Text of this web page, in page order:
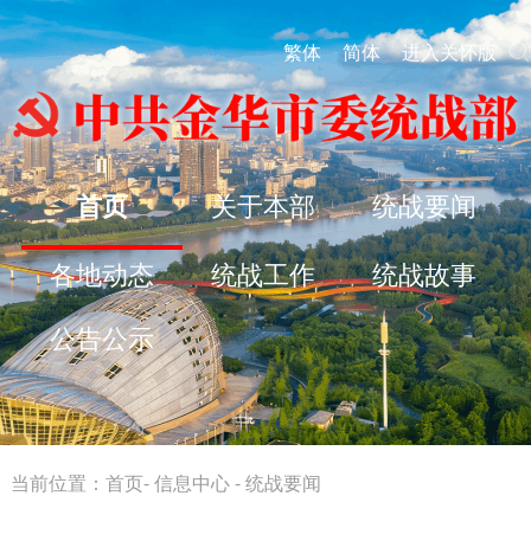
繁体 简体 进入关怀版
首页 关于本部 统战要闻
各地动态 统战工作 统战故事
公告公示
当前位置： 首页-信息中心-统战要闻